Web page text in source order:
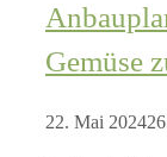
Gemüse
22. Mai 2024